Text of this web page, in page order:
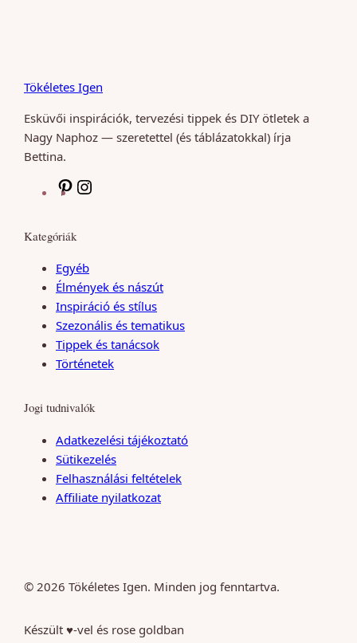
Tökéletes Igen
Esküvői inspirációk, tervezési tippek és DIY ötletek a
Nagy Naphoz — szeretettel (és táblázatokkal) írja
Bettina.
P
t
e
r
e
s
t
g
r
a
m
Kategóriák
Egyéb
Élmények és nászút
Inspiráció és stílus
Szezonális és tematikus
Tippek és tanácsok
Történetek
Jogi tudnivalók
Adatkezelési tájékoztató
Sütikezelés
Felhasználási feltételek
Affiliate nyilatkozat
© 2026 Tökéletes Igen. Minden jog fenntartva.
Készült ♥-vel és rose goldban